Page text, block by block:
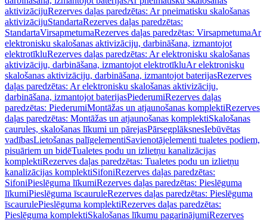
aktivizācijuRezerves daļas paredzētas: Ar pneimatisku skalošanas
aktivizācijuStandartaRezerves daļas paredzētas:
StandartaVirsapmetumaRezerves daļas paredzētas: VirsapmetumaAr
elektronisku skalošanas aktivizāciju, darbināšana, izmantojot
elektrotīkluRezerves daļas paredzētas: Ar elektronisku skalošanas
aktivizāciju, darbināšana, izmantojot elektrotīkluAr elektronisku
skalošanas aktivizāciju, darbināšana, izmantojot baterijasRezerves
daļas paredzētas: Ar elektronisku skalošanas aktivizāciju,
darbināšana, izmantojot baterijasPiederumiRezerves daļas
paredzētas: PiederumiMontāžas un atjaunošanas komplektiRezerves
daļas paredzētas: Montāžas un atjaunošanas komplektiSkalošanas
caurules, skalošanas līkumi un pārejasPārsegplāksnesIebūvētas
vadībasLietošanas palīgelementiSavienotājelementi tualetes podiem,
pisuāriem un bidēTualetes podu un izlietņu kanalizācijas
komplektiRezerves daļas paredzētas: Tualetes podu un izlietņu
kanalizācijas komplektiSifoniRezerves daļas paredzētas:
SifoniPieslēguma līkumiRezerves daļas paredzētas: Pieslēguma
līkumiPieslēguma īscauruleRezerves daļas paredzētas: Pieslēguma
īscaurulePieslēguma komplektiRezerves daļas paredzētas:
Pieslēguma komplektiSkalošanas līkumu pagarinājumiRezerves